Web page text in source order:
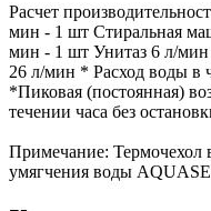
Расчет
мин - 1 шт Стиральная
мин - 1 шт Унитаз 6 л/
26 л/мин * Расход воды в
*Пиковая (постоянная)
течении часа без
Примечание:
умягчения воды